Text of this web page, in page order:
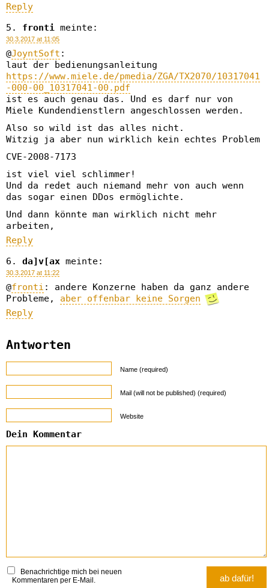
Reply
fronti
meinte:
30.3.2017 at 11:05
@JoyntSoft :
laut der bedienungsanleitung
https://www.miele.de/pmedia/ZGA/TX2070/10317041
-000-00_10317041-00.pdf
ist es auch genau das. Und es darf nur von
Miele Kundendienstlern angeschlossen werden.
Also so wild ist das alles nicht.
Witzig ja aber nun wirklich kein echtes Problem
CVE-2008-7173
ist viel viel schlimmer!
Und da redet auch niemand mehr von auch wenn
das sogar einen DDos ermöglichte.
Und dann könnte man wirklich nicht mehr
arbeiten,
Reply
da]v[ax meinte:
30.3.2017 at 11:22
@fronti : andere Konzerne haben da ganz andere
Probleme, aber offenbar keine Sorgen
Reply
Antworten
Name (required)
Mail (will not be published) (required)
Website
Dein Kommentar
Benachrichtige mich bei neuen
Kommentaren per E-Mail.